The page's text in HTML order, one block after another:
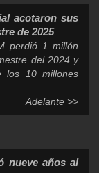
acotaron sus
de 2025
perdió 1 millón
del 2024 y
los 10 millones
Adelante >>
nueve años al